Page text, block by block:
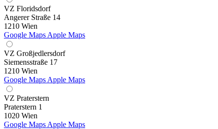
VZ Floridsdorf
Angerer Straße 14
1210 Wien
Google Maps Apple Maps
VZ Großjedlersdorf
Siemensstraße 17
1210 Wien
Google Maps Apple Maps
VZ Praterstern
Praterstern 1
1020 Wien
Google Maps Apple Maps